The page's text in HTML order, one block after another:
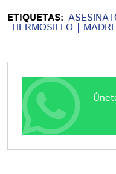
ETIQUETAS:
HERMOSILLO